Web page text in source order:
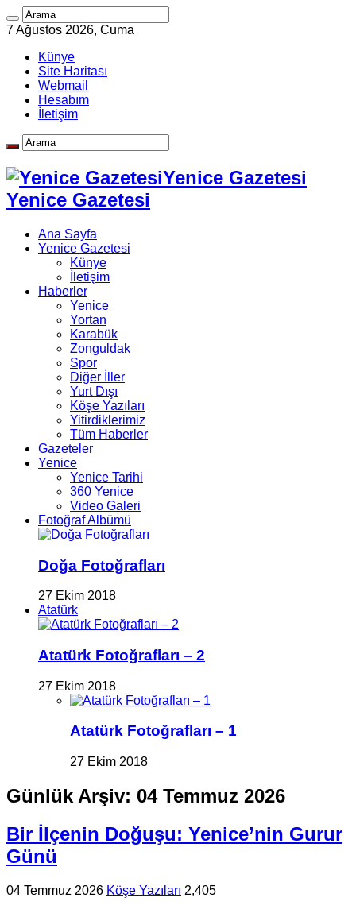
7 Ağustos 2026, Cuma
Künye
Site Haritası
Webmail
Hesabım
İletişim
Yenice Gazetesi
Yenice Gazetesi
Ana Sayfa
Yenice Gazetesi
Künye
İletişim
Haberler
Yenice
Yortan
Karabük
Zonguldak
Spor
Diğer İller
Yurt Dışı
Köşe Yazıları
Yitirdiklerimiz
Tüm Haberler
Gazeteler
Yenice
Yenice Tarihi
360 Yenice
Video Galeri
Fotoğraf Albümü
Doğa Fotoğrafları
27 Ekim 2018
Atatürk
Atatürk Fotoğrafları – 2
27 Ekim 2018
Atatürk Fotoğrafları – 1
27 Ekim 2018
Günlük Arşiv: 04 Temmuz 2026
Bir İlçe­nin Do­ğu­şu: Ye­ni­ce’nin Gurur
Günü
04 Temmuz 2026 Köşe Yazıları 2,405